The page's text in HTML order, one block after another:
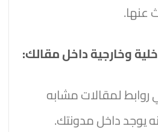
عنها.
وخارجية داخل مقالك:
لمقالات مشابه
يوجد داخل مدونتك.